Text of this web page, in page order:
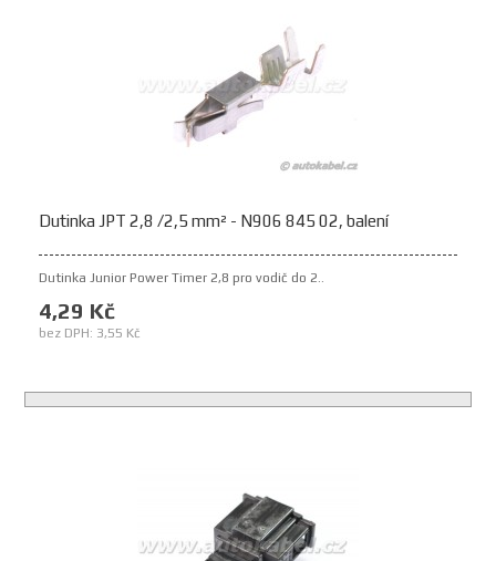
Dutinka JPT 2,8 /2,5 mm² - N906 845 02, balení
Dutinka Junior Power Timer 2,8 pro vodič do 2..
4,29 Kč
bez DPH: 3,55 Kč